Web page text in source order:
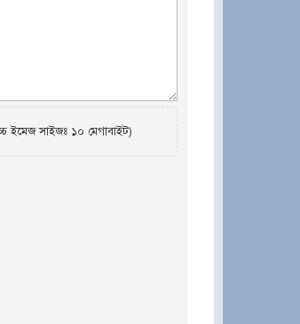
ইমেজ সাইজঃ ১০ মেগাবাইট)